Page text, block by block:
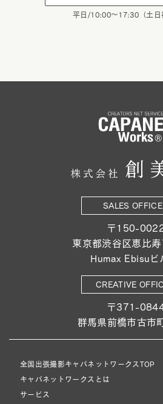
平日/10:00～17:30（土日
SALES OFFICE
〒150-
東京都渋谷区恵比
Humax Ebisuビ
CREATIVE
〒371-
群馬県前橋市古
全国出張撮影キャパネットワークスTOP
キャパネットワークスとは
サービス